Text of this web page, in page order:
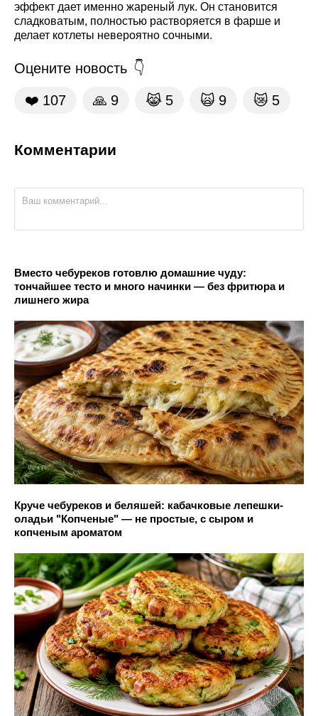
эффект дает именно жареный лук. Он становится
сладковатым, полностью растворяется в фарше и
делает котлеты невероятно сочными.
Оцените новость
❤️ 107 🙏 9 😹 5 🙀 9 😿 5
Комментарии
Вместо чебуреков готовлю домашние чуду:
тончайшее тесто и много начинки — без фритюра и
лишнего жира
Круче чебуреков и беляшей: кабачковые лепешки-
оладьи "Копченые" — не простые, с сыром и
копченым ароматом